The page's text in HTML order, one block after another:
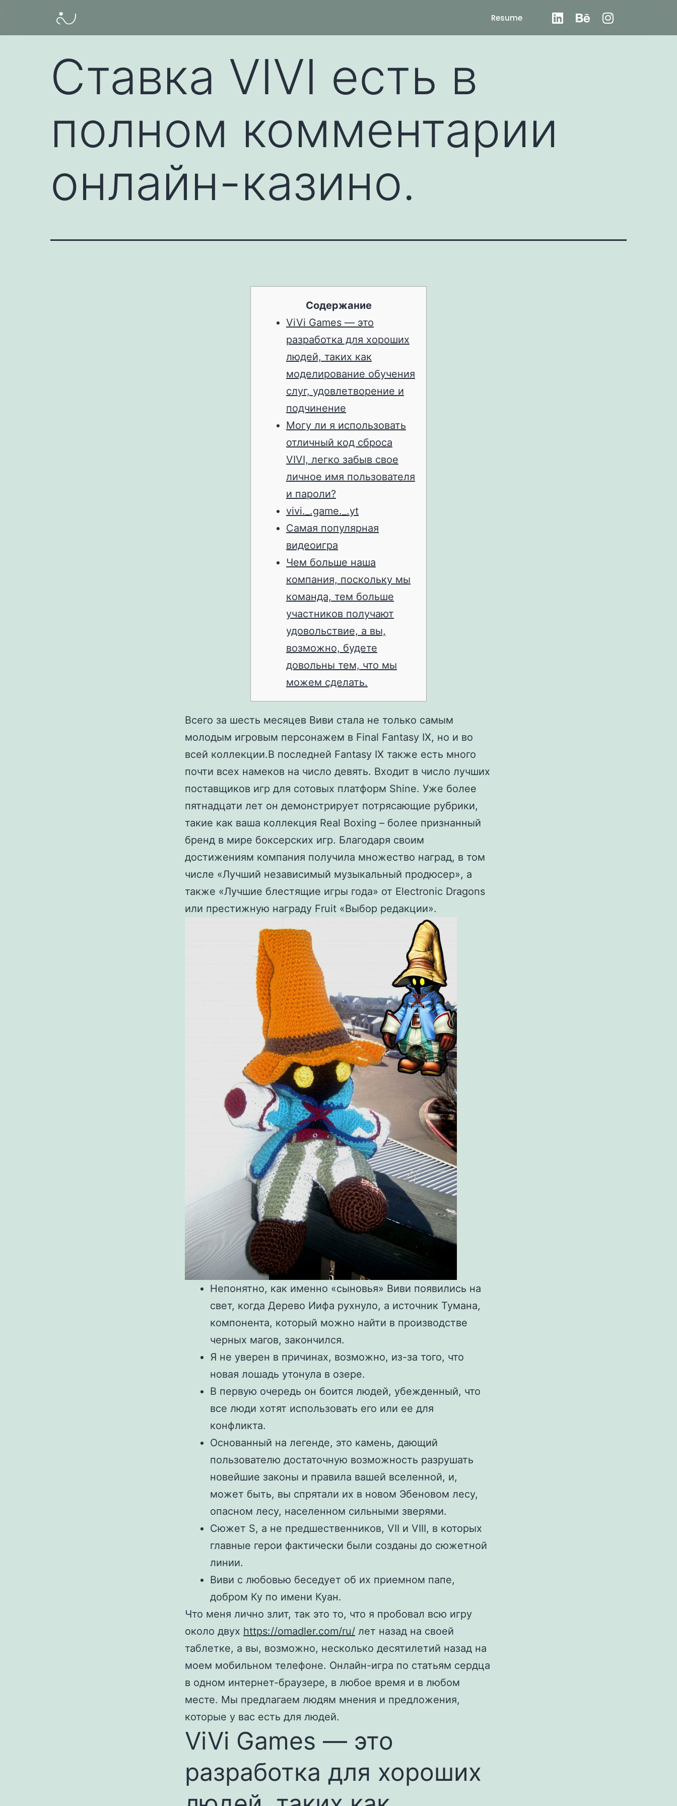
Resume
Ставка VIVI есть в
полном комментарии
онлайн-казино.
Содержание
ViVi Games — это
разработка для хороших
людей, таких как
моделирование обучения
слуг, удовлетворение и
подчинение
Могу ли я использовать
отличный код сброса
VIVI, легко забыв свое
личное имя пользователя
и пароли?
vivi._.game._.yt
Самая популярная
видеоигра
Чем больше наша
компания, поскольку мы
команда, тем больше
участников получают
удовольствие, а вы,
возможно, будете
довольны тем, что мы
можем сделать.
Всего за шесть месяцев Виви стала не только самым
молодым игровым персонажем в Final Fantasy IX, но и во
всей коллекции.В последней Fantasy IX также есть много
почти всех намеков на число девять. Входит в число лучших
поставщиков игр для сотовых платформ Shine. Уже более
пятнадцати лет он демонстрирует потрясающие рубрики,
такие как ваша коллекция Real Boxing – более признанный
бренд в мире боксерских игр. Благодаря своим
достижениям компания получила множество наград, в том
числе «Лучший независимый музыкальный продюсер», а
также «Лучшие блестящие игры года» от Electronic Dragons
или престижную награду Fruit «Выбор редакции».
Непонятно, как именно «сыновья» Виви появились на
свет, когда Дерево Иифа рухнуло, а источник Тумана,
компонента, который можно найти в производстве
черных магов, закончился.
Я не уверен в причинах, возможно, из-за того, что
новая лошадь утонула в озере.
В первую очередь он боится людей, убежденный, что
все люди хотят использовать его или ее для
конфликта.
Основанный на легенде, это камень, дающий
пользователю достаточную возможность разрушать
новейшие законы и правила вашей вселенной, и,
может быть, вы спрятали их в новом Эбеновом лесу,
опасном лесу, населенном сильными зверями.
Сюжет S, а не предшественников, VII и VIII, в которых
главные герои фактически были созданы до сюжетной
линии.
Виви с любовью беседует об их приемном папе,
добром Ку по имени Куан.
Что меня лично злит, так это то, что я пробовал всю игру
около двух https://omadler.com/ru/ лет назад на своей
таблетке, а вы, возможно, несколько десятилетий назад на
моем мобильном телефоне. Онлайн-игра по статьям сердца
в одном интернет-браузере, в любое время и в любом
месте. Мы предлагаем людям мнения и предложения,
которые у вас есть для людей.
ViVi Games — это
разработка для хороших